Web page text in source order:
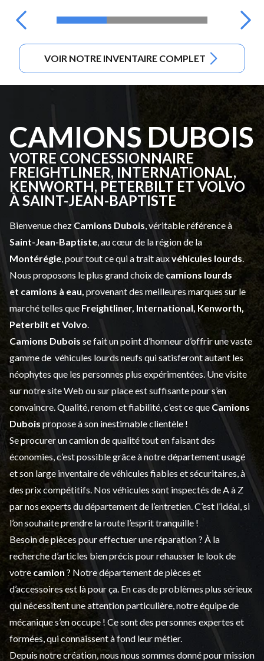
VOIR NOTRE INVENTAIRE COMPLET
CAMIONS DUBOIS
VOTRE CONCESSIONNAIRE
FREIGHTLINER, INTERNATIONAL,
KENWORTH, PETERBILT ET VOLVO
À SAINT-JEAN-BAPTISTE
Bienvenue chez Camions Dubois , véritable référence à
Saint-Jean-Baptiste , au cœur de la région de la
Montérégie , pour tout ce qui a trait auxvéhicules lourds
Nous proposons le plus grand choix de camions lourds
et camions à eau, provenant des meilleures marques sur le
marché telles que Freightliner, International, Kenworth,
Peterbilt et Volvo
Camions Dubois se fait un point d’honneur d’offrir une vaste
gamme de véhicules lourds neufs qui satisferont autant les
néophytes que les personnes plus expérimentées. Une visite
sur notre site Web ou sur place est suffisante pour s’en
convaincre. Qualité, renom et fiabilité, c’est ce que Camions
Dubois propose à son inestimable clientèle !
Se procurer un camion de qualité tout en faisant des
économies, c’est possible grâce à notredépartement usagé
et son large inventaire de véhicules fiables et sécuritaires, à
des prix compétitifs. Nos véhicules sont inspectés de A à Z
par nos experts du département de l’entretien . C’est l’idéal, si
l’on souhaite prendre la route l’esprit tranquille !
Besoin de pièces pour effectuer une réparation ? À la
recherche d’articles bien précis pour rehausser le look de
votre camion ? Notre département depièces et
d’accessoiresest là pour ça. En cas de problèmes plus sérieux
qui nécessitent une attention particulière, notre équipe de
mécanique s’en occupe ! Ce sont des personnes expertes et
formées, qui connaissent à fond leur métier.
Depuis notre création, nous nous sommes donné pour mission